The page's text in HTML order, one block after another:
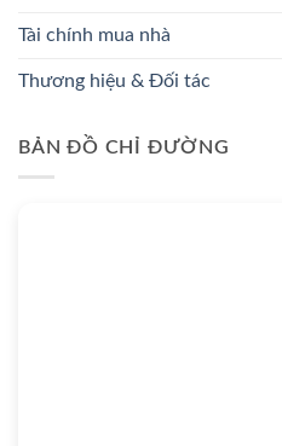
Tài chính mua nhà
Thương hiệu & Đối tác
BẢN ĐỒ CHỈ ĐƯỜNG